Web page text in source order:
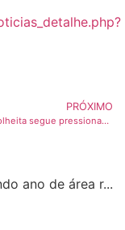
PRÓXIMO
Avanço da colheita segue pressionando cotação no RS
ano de área r...